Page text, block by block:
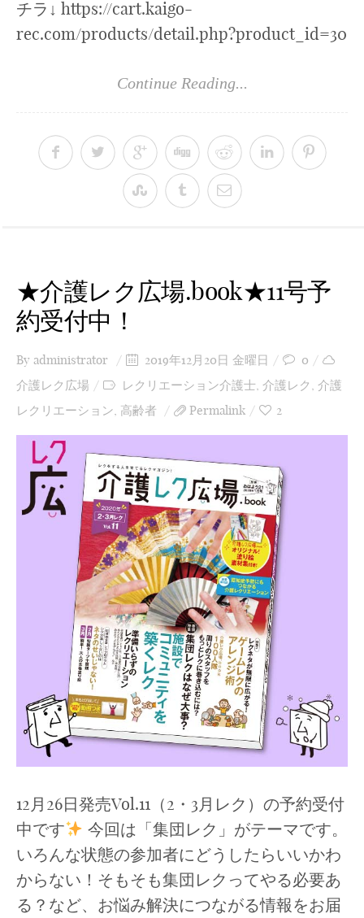
チラ↓ https://cart.kaigo-
rec.com/products/detail.php?product_id=30
Continue Reading...
★介護レク広場.book★11号予
約受付中！
By administrator 2019年12月20日 金曜日
0
介護レク広場
レクリエーション介護士 介護レク 介護
レクリエーション 高齢者 Permalink 2
12月26日発売Vol.11（2・3月レク）の予約受付
中です
今回は「集団レク」がテーマです。
いろんな状態の参加者にどうしたらいいかわ
からない！そもそも集団レクってやる必要あ
る？など、お悩み解決につながる情報をお届